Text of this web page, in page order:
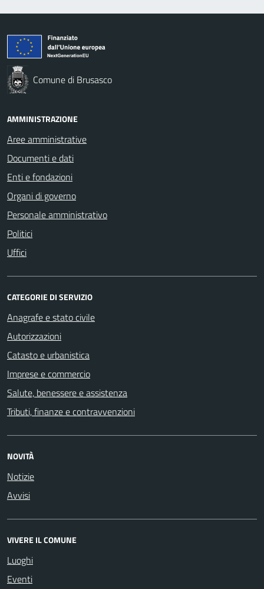
Comune di Brusasco
AMMINISTRAZIONE
Aree amministrative
Documenti e dati
Enti e fondazioni
Organi di governo
Personale amministrativo
Politici
Uffici
CATEGORIE DI SERVIZIO
Anagrafe e stato civile
Autorizzazioni
Catasto e urbanistica
Imprese e commercio
Salute, benessere e assistenza
Tributi, finanze e contravvenzioni
NOVITÀ
Notizie
Avvisi
VIVERE IL COMUNE
Luoghi
Eventi